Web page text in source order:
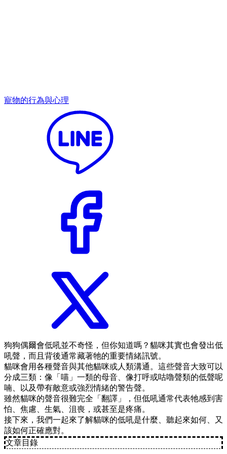
寵物的行為與心理
狗狗偶爾會低吼並不奇怪，但你知道嗎？貓咪其實也會發出低
吼聲，而且背後通常藏著牠的重要情緒訊號。
貓咪會用各種聲音與其他貓咪或人類溝通。這些聲音大致可以
分成三類：像「喵」一類的母音、像打呼或咕嚕聲類的低聲呢
喃、以及帶有敵意或強烈情緒的警告聲。
雖然貓咪的聲音很難完全「翻譯」，但低吼通常代表牠感到害
怕、焦慮、生氣、沮喪，或甚至是疼痛。
接下來，我們一起來了解貓咪的低吼是什麼、聽起來如何、又
該如何正確應對。
文章目錄